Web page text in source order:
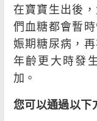
在寶寶生出後
們血糖都會暫
娠期糖尿病，
年齡更大時發
加。
您可以通過以下